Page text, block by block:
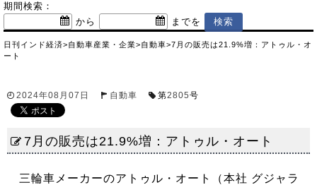
期間検索：
から
までを
日刊インド経済>自動車産業・企業>自動車>7月の販売は21.9%増：アトゥル・オ
ート
2024年08月07日 自動車 第2805号
7月の販売は21.9%増：アトゥル・オート
三輪車メーカーのアトゥル・オート（本社 グジャラ